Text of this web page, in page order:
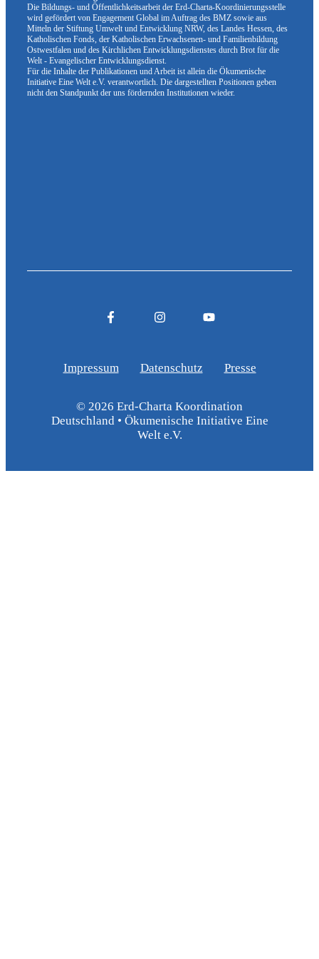
Die Bildungs- und Öffentlichkeitsarbeit der Erd-Charta-Koordinierungsstelle
wird gefördert von Engagement Global im Auftrag des BMZ sowie aus
Mitteln der Stiftung Umwelt und Entwicklung NRW, des Landes Hessen, des
Katholischen Fonds, der Katholischen Erwachsenen- und Familienbildung
Ostwestfalen und des Kirchlichen Entwicklungsdienstes durch Brot für die
Welt - Evangelischer Entwicklungsdienst.
Für die Inhalte der Publikationen und Arbeit ist allein die Ökumenische
Initiative Eine Welt e.V. verantwortlich. Die dargestellten Positionen geben
nicht den Standpunkt der uns fördernden Institutionen wieder.
Impressum Datenschutz Presse
© 2026 Erd-Charta Koordination
Deutschland • Ökumenische Initiative Eine
Welt e.V.